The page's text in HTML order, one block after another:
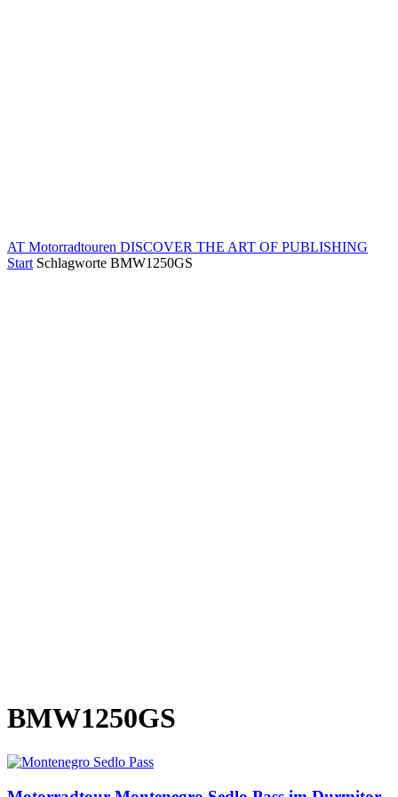
AT Motorradtouren DISCOVER THE ART OF PUBLISHING
Start Schlagworte BMW1250GS
BMW1250GS